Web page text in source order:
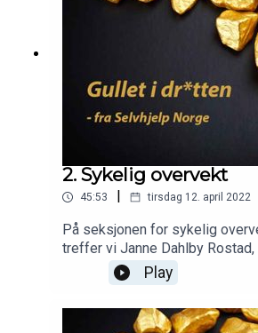
2. Sykelig overvekt
45:53 tirsdag 12. april 2022
På seksjonen for sykelig
treffer vi Janne Dahlby
Ingrid Lundgård Møllerhagen,
de jobber med selvhjelp her.Er
mindre og trene mer, eller hva
egentlig om?
Play